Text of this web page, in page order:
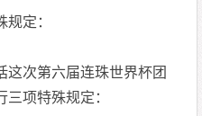
规定：
次第六届连珠世界杯团
三项特殊规定：